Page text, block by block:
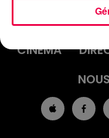
AGENDA
CINÉMA